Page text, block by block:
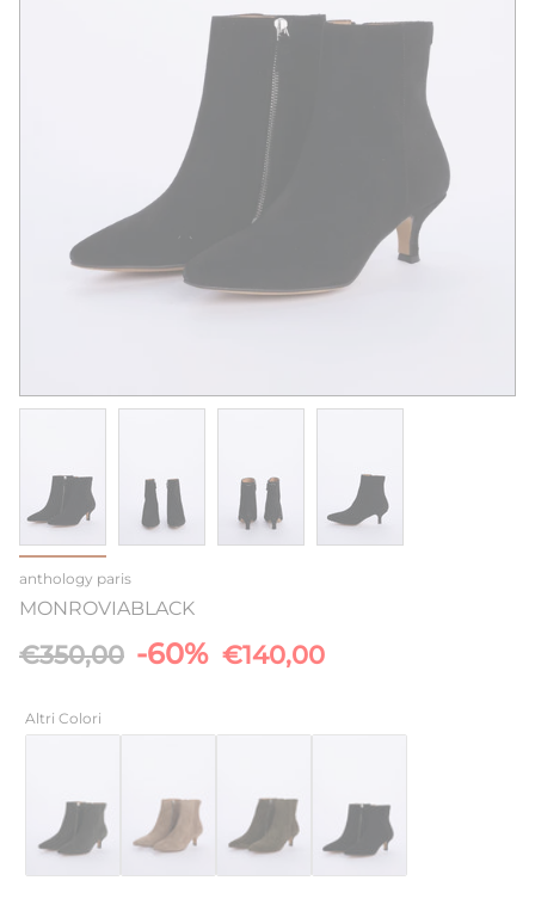
anthology paris
MONROVIABLACK
Prezzo
€350,00 -60% €140,00
Altri Colori